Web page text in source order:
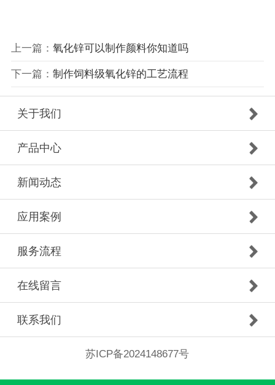
上一篇： 氧化锌可以制作颜料你知道吗
下一篇： 制作饲料级氧化锌的工艺流程
关于我们
产品中心
新闻动态
应用案例
服务流程
在线留言
联系我们
苏ICP备2024148677号